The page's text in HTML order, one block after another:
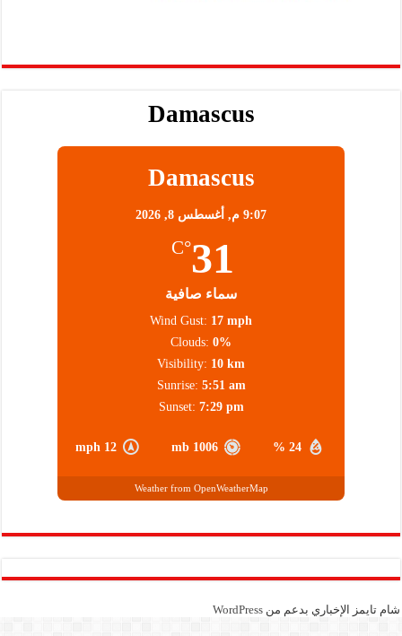
Damascus
Damascus
9:07 م, أغسطس 8, 2026
31
°C
سماء صافية
24 %
1006 mb
12 mph
Wind Gust: 17 mph
Clouds: 0%
Visibility: 10 km
Sunrise: 5:51 am
Sunset: 7:29 pm
Weather from OpenWeatherMap
شام تايمز الإخباري بدعم منWordPress